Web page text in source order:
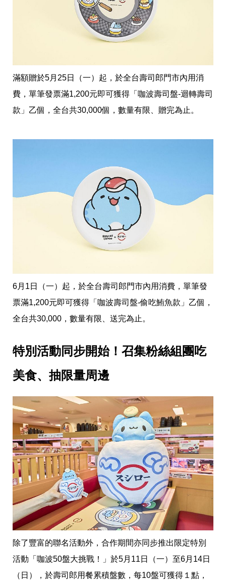
滿額贈於5月25日（一）起，於全台壽司郎門市內用消
費，單筆發票滿1,200元即可獲得「咖波壽司盤-迴轉壽司
款」乙個，全台共30,000個，數量有限、贈完為止。
6月1日（一）起，於全台壽司郎門市內用消費，單筆發
票滿1,200元即可獲得「咖波壽司盤-偷吃鮪魚款」乙個，
全台共30,000，數量有限、送完為止。
特別活動同步開始！召集粉絲組團吃
美食、抽限量周邊
除了豐富的聯名活動外，合作期間亦同步推出限定特別
活動「咖波50盤大挑戰！」於5月11日（一）至6月14日
（日），於壽司郎用餐累積盤數，每10盤可獲得１點，